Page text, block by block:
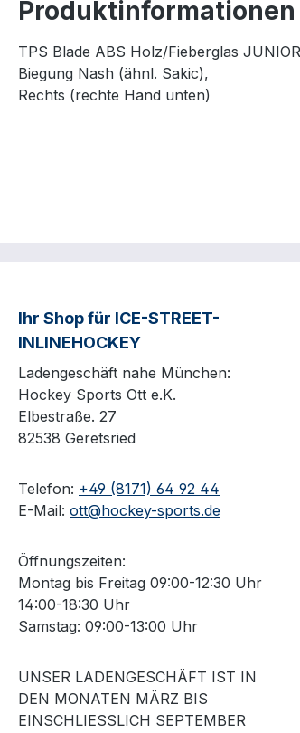
Produktinformationen
TPS Blade ABS Holz/Fieberglas
Biegung Nash (ähnl. Sakic),
Rechts (rechte Hand unten)
Ihr Shop für ICE-STREET-
INLINEHOCKEY
Ladengeschäft nahe München:
Hockey Sports Ott e.K.
Elbestraße. 27
82538 Geretsried
Telefon: +49 (8171) 64 92 44
E-Mail: ott@hockey-sports.de
Öffnungszeiten:
Montag bis Freitag 09:00-12:30 Uhr
14:00-18:30 Uhr
Samstag: 09:00-13:00 Uhr
UNSER LADENGESCHÄFT IST IN
DEN MONATEN MÄRZ BIS
EINSCHLIESSLICH SEPTEMBER M